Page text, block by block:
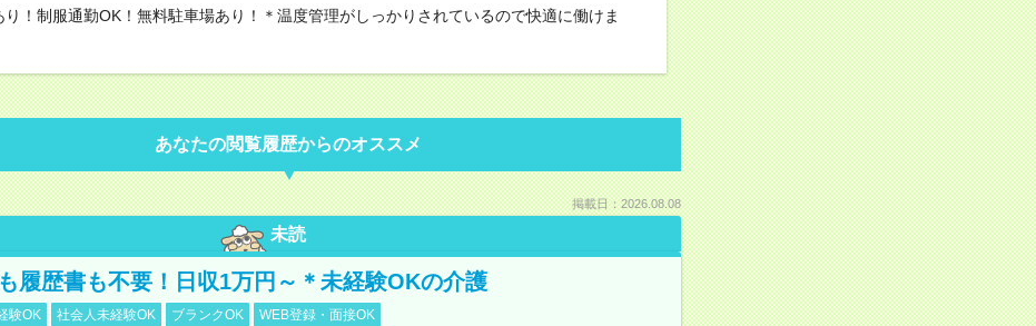
り！制服通勤OK！無料駐車場あり！＊温度管理がしっかりされているので快適に働けま
あなたの閲覧履歴からのオススメ
掲載日：2026.08.08
未読
履歴書も不要！日収1万円～＊未経験OKの介護
験OK 社会人未経験OK ブランクOK WEB登録・面接OK